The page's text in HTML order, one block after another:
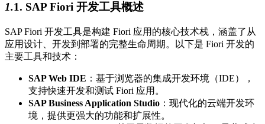
1.1. SAP Fiori 开发工具概述
SAP Fiori 开发工具是构建 Fiori 应用的核心技术栈，涵盖了从
应用设计、开发到部署的完整生命周期。以下是 Fiori 开发的
主要工具和技术：
SAP Web IDE ：基于浏览器的集成开发环境（IDE），
支持快速开发和测试 Fiori 应用。
SAP Business Application Studio ：现代化的云端开发环
境，提供更强大的功能和扩展性。